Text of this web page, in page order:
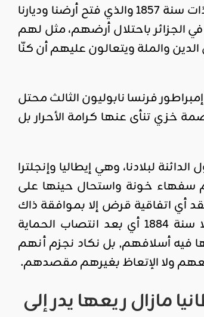
فلا ما سمي بعهد الأمان الذي فرضه قناصل الدول الأوروبية على حاكم هذه البلاد ذات سنة 1857 والذي فتح أرضنا وديارنا
في الجزائر باحتلال أرضهم، مثل لهم
والملة ويتعالون عليهم أن كنّا
سنة 1860، أن يحملها إلى قدوته إمبراطور فرنسا نابوليون الثالث محتل
خزي تنأى عنها كرامة الأحرار بل
لبلادنا، وهي إيطاليا وإنجلترا
لحكام سفهاء خونة واستحال حينها على
أي اتفاقية قرض إلا بموافقة ذاك
الكومسيون المالي الذي اشتغل وكأنه وزارة للمالية. والذي لم يقع إلغاؤه، طبعا، إلا سنة 1884 أي بعد انتصاب الحماية
فيه أسلافهم, بل نكاد نجزم أنهم
ولا الإتعاظ بغيرهم مقصدهم.
مازال ريعها يدر إلى